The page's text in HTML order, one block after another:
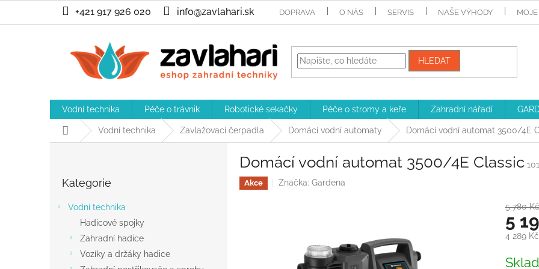
obsah
+421 917 926 020 info@zavlahari.sk DOPRAVA O NÁS SERVIS NAŠE VÝHODY MOJE
HLEDAT
Vodní technika Péče o trávnik Robotické sekačky Péče o stromy a keře Zahradní nářadí
Domů Vodní technika Zavlažovací čerpadla Domácí vodní automaty Domácí vodní automat 3500/4E
kategorie
Kategorie
Vodní technika
Hadicové spojky
Zahradní hadice
Vozíky a držáky hadice
Domácí vodní automat 3500/4E Classic
Akce Značka: Gardena
5 780 Kč
5
4 289
cena: